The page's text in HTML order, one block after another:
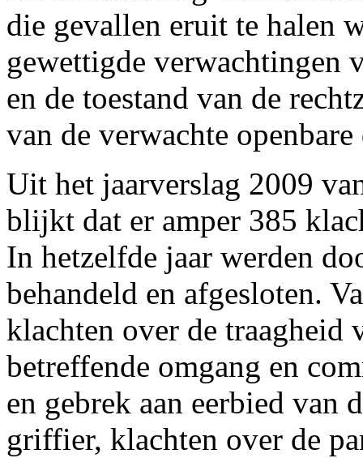
die gevallen eruit te halen
gewettigde verwachtingen
en de toestand van de
van de verwachte
Uit het jaarverslag 2009
blijkt dat er amper 385
In hetzelfde jaar werden
behandeld en afgesloten.
klachten over de traagheid
betreffende omgang en
en gebrek aan eerbied van
griffier, klachten over de